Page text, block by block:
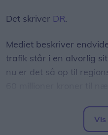
Det skriver DR.
Mediet beskriver
trafik står i en alvorlig
nu er det så op til
- Det er et svimlende
regionsrådsmedlem
Vis